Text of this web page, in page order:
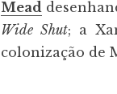
Mead
Wide Shut; a
colonização de